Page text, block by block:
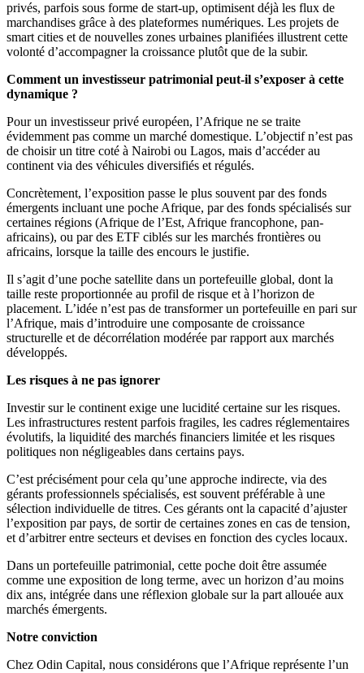
privés, parfois sous forme de start-up, optimisent déjà les flux de
marchandises grâce à des plateformes numériques. Les projets de
smart cities et de nouvelles zones urbaines planifiées illustrent cette
volonté d’accompagner la croissance plutôt que de la subir.
Comment un investisseur patrimonial peut-il s’exposer à cette
dynamique ?
Pour un investisseur privé européen, l’Afrique ne se traite
évidemment pas comme un marché domestique. L’objectif n’est pas
de choisir un titre coté à Nairobi ou Lagos, mais d’accéder au
continent via des véhicules diversifiés et régulés.
Concrètement, l’exposition passe le plus souvent par des fonds
émergents incluant une poche Afrique, par des fonds spécialisés sur
certaines régions (Afrique de l’Est, Afrique francophone, pan-
africains), ou par des ETF ciblés sur les marchés frontières ou
africains, lorsque la taille des encours le justifie.
Il s’agit d’une poche satellite dans un portefeuille global, dont la
taille reste proportionnée au profil de risque et à l’horizon de
placement. L’idée n’est pas de transformer un portefeuille en pari sur
l’Afrique, mais d’introduire une composante de croissance
structurelle et de décorrélation modérée par rapport aux marchés
développés.
Les risques à ne pas ignorer
Investir sur le continent exige une lucidité certaine sur les risques.
Les infrastructures restent parfois fragiles, les cadres réglementaires
évolutifs, la liquidité des marchés financiers limitée et les risques
politiques non négligeables dans certains pays.
C’est précisément pour cela qu’une approche indirecte, via des
gérants professionnels spécialisés, est souvent préférable à une
sélection individuelle de titres. Ces gérants ont la capacité d’ajuster
l’exposition par pays, de sortir de certaines zones en cas de tension,
et d’arbitrer entre secteurs et devises en fonction des cycles locaux.
Dans un portefeuille patrimonial, cette poche doit être assumée
comme une exposition de long terme, avec un horizon d’au moins
dix ans, intégrée dans une réflexion globale sur la part allouée aux
marchés émergents.
Notre conviction
Chez Odin Capital, nous considérons que l’Afrique représente l’un